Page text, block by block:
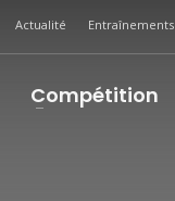
Actualité Entraînements
Compétition